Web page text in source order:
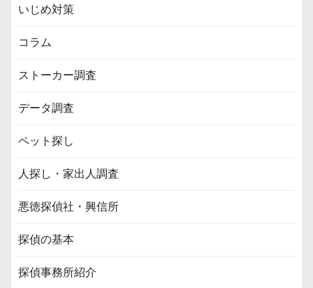
いじめ対策
コラム
ストーカー調査
データ調査
ペット探し
人探し・家出人調査
悪徳探偵社・興信所
探偵の基本
探偵事務所紹介